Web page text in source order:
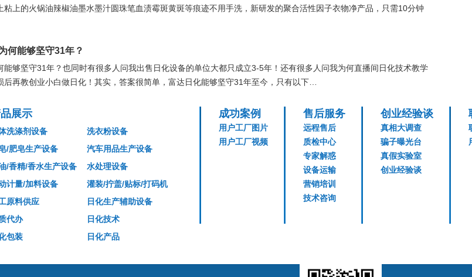
粘上的火锅油辣椒油墨水墨汁圆珠笔血渍霉斑黄斑等痕迹不用手洗，新研发的聚合活性因子衣物净产品，只需10分钟
何能够坚守31年？
能够坚守31年？也同时有很多人问我出售日化设备的单位大都只成立3-5年！还有很多人问我为何直播间日化技术教学
后再教创业小白做日化！其实，答案很简单，富达日化能够坚守31年至今，只有以下…
展示
洗涤剂设备
洗衣粉设备
/肥皂生产设备
汽车用品生产设备
/香精/香水生产设备
水处理设备
计量/加料设备
灌装/拧盖/贴标/打码机
原料供应
日化生产辅助设备
代办
日化技术
包装
日化产品
成功案例
用户工厂图片
用户工厂视频
售后服务
远程售后
质检中心
专家解惑
设备运输
营销培训
技术咨询
创业经验谈
真相大调查
骗子曝光台
真假实验室
创业经验谈